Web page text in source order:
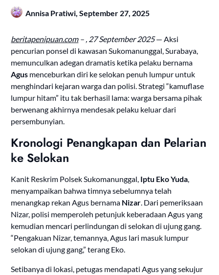
Annisa Pratiwi,September 27, 2025
beritapenipuan.com– , 27 September 2025— Aksi
pencurian ponsel di kawasan Sukomanunggal, Surabaya,
memunculkan adegan dramatis ketika pelaku bernama
Agus menceburkan diri ke selokan penuh lumpur untuk
menghindari kejaran warga dan polisi. Strategi “kamuflase
lumpur hitam” itu tak berhasil lama: warga bersama pihak
berwenang akhirnya mendesak pelaku keluar dari
persembunyian.
Kronologi Penangkapan dan Pelarian
ke Selokan
Kanit Reskrim Polsek Sukomanunggal, Iptu Eko Yuda,
menyampaikan bahwa timnya sebelumnya telah
menangkap rekan Agus bernama Nizar. Dari pemeriksaan
Nizar, polisi memperoleh petunjuk keberadaan Agus yang
kemudian mencari perlindungan di selokan di ujung gang.
“Pengakuan Nizar, temannya, Agus lari masuk lumpur
selokan di ujung gang,” terang Eko.
Setibanya di lokasi, petugas mendapati Agus yang sekujur